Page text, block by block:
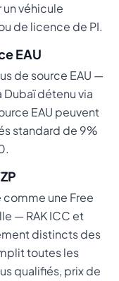
véhicule
de licence de PI.
EAU
de source EAU —
détenu via
EAU peuvent
standard de 9%
une Free
— RAK ICC et
distincts des
toutes les
qualifiés, prix de